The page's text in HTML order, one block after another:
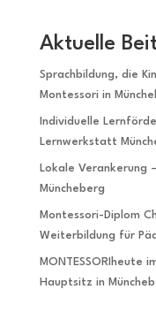
Aktuelle
Sprachbildung, die
Montessori in
Individuelle
Lernwerkstatt
Lokale Verankerung
Müncheberg
Montessori-Diplom
Weiterbildung für
MONTESSORIheute
Hauptsitz in